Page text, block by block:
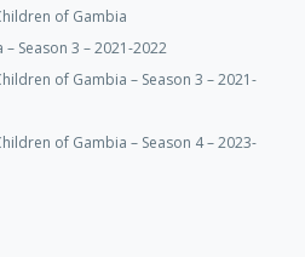
of Gambia
Season 3 – 2021-2022
of Gambia – Season 3 – 2021-
of Gambia – Season 4 – 2023-